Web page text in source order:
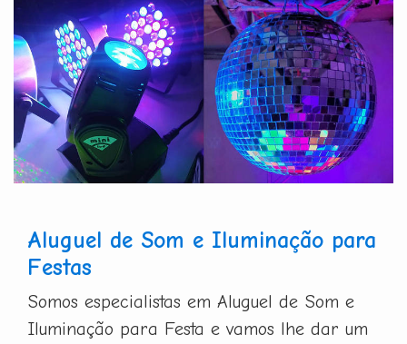
Aluguel de Som e Iluminação para
Festas
Somos especialistas em Aluguel de Som e
Iluminação para Festa e vamos lhe dar um